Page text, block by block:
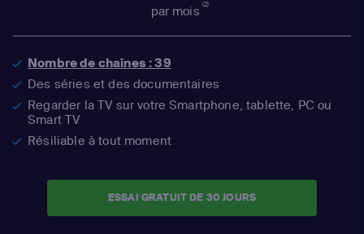
par mois(2)
Nombre de chaînes : 39
Des séries et des documentaires
Regarder la TV sur votre Smartphone, tablette, PC ou
Smart TV
Résiliable à tout moment
ESSAI GRATUIT DE 30 JOURS